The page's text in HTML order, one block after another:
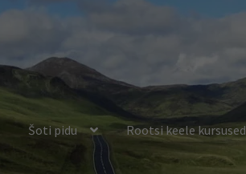
Šoti pidu Rootsi keele kursused